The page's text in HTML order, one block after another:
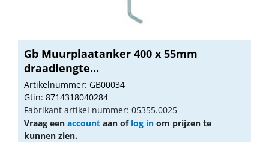
Gb Muurplaatanker 400 x 55mm
draadlengte...
Artikelnummer: GB00034
Gtin: 8714318040284
Fabrikant artikel nummer: 05355.0025
Vraag een account aan of log in om prijzen te
kunnen zien.